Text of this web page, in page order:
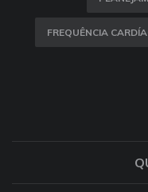
FREQUÊNCIA